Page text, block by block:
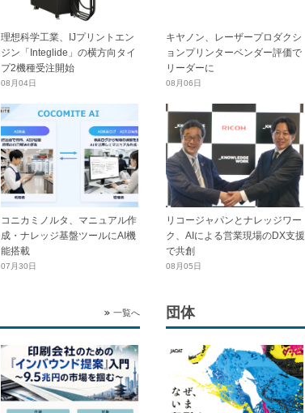
理想科学工業、IJプリントエン
ジン「Integlide」の横方向タイ
プ2機種受注開始
08月04日
コニカミノルタ、マニュアル作
成・ナレッジ基盤ツールにAI機
能搭載
07月30日
キヤノン、レーザープロダクシ
ョンプリンターベンダー評価で
リーダーに
08月06日
リコージャパンとナレッジワー
ク、AIによる営業現場のDX支援
で共創
08月05日
一覧へ 団体